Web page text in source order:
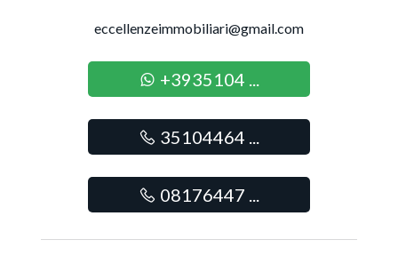
eccellenzeimmobiliari@gmail.com
+3935104 ...
35104464 ...
08176447 ...
Posto auto/Box
Balcone/Terrazzo
Arredato